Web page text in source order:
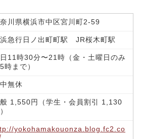
川県横浜市中区宮川町2-59
急行日ノ出町町駅 JR桜木町駅
11時30分〜21時（金・土曜日のみ
時まで）
無休
1,550円（学生・会員割引 1,130
yokohamakouonza.blog.fc2.co